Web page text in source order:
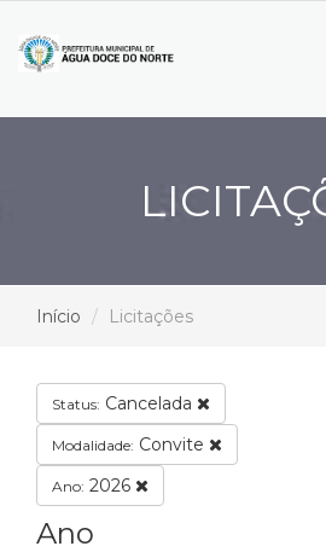
Início Licitações
Status: Cancelada
Modalidade: Convite
Ano: 2026
Ano